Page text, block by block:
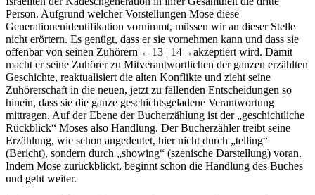
Person. Aufgrund welcher Vorstellungen Mose diese
Generationenidentifikation vornimmt, müssen wir an dieser Stelle
nicht erörtern. Es genügt, dass er sie vornehmen kann und dass sie
offenbar von seinen Zuhörern ←13 | 14→akzeptiert wird. Damit
macht er seine Zuhörer zu Mitverantwortlichen der ganzen erzählten
Geschichte, reaktualisiert die alten Konflikte und zieht seine
Zuhörerschaft in die neuen, jetzt zu fällenden Entscheidungen so
hinein, dass sie die ganze geschichtsgeladene Verantwortung
mittragen. Auf der Ebene der Bucherzählung ist der „geschichtliche
Rückblick“ Moses also Handlung. Der Bucherzähler treibt seine
Erzählung, wie schon angedeutet, hier nicht durch „telling“
(Bericht), sondern durch „showing“ (szenische Darstellung) voran.
Indem Mose zurückblickt, beginnt schon die Handlung des Buches
und geht weiter.